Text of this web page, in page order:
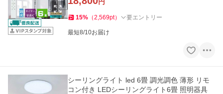
15% （2,569pt） 要エントリー
最短8/10お届け
シーリングライト led 6畳 調光調色 薄形 リモ
コン付き LEDシーリングライト6畳 照明器具